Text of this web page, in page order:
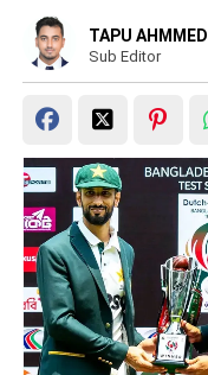
TAPU AHMMED
Sub Editor